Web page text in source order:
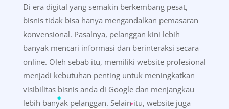
Di era digital yang semakin berkembang pesat,
bisnis tidak bisa hanya mengandalkan pemasaran
konvensional. Pasalnya, pelanggan kini lebih
banyak mencari informasi dan berinteraksi secara
online. Oleh sebab itu, memiliki website profesional
menjadi kebutuhan penting untuk meningkatkan
visibilitas bisnis anda di Google dan menjangkau
lebih banyak pelanggan. Selain itu, website juga